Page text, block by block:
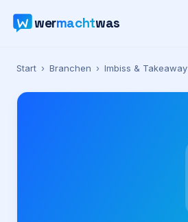
wermachtwas
Verzeichnis
Karte
Start › Branchen › Imbiss & Takeaway